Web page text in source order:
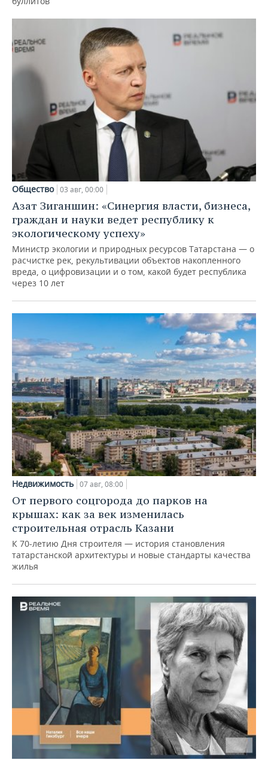
Общество 03 авг, 00:00
Азат Зиганшин: «Синергия власти, бизнеса,
граждан и науки ведет республику к
экологическому успеху»
Министр экологии и природных ресурсов Татарстана — о
расчистке рек, рекультивации объектов накопленного
вреда, о цифровизации и о том, какой будет республика
через 10 лет
Недвижимость 07 авг, 08:00
От первого соцгорода до парков на
крышах: как за век изменилась
строительная отрасль Казани
К 70-летию Дня строителя — история становления
татарстанской архитектуры и новые стандарты качества
жилья